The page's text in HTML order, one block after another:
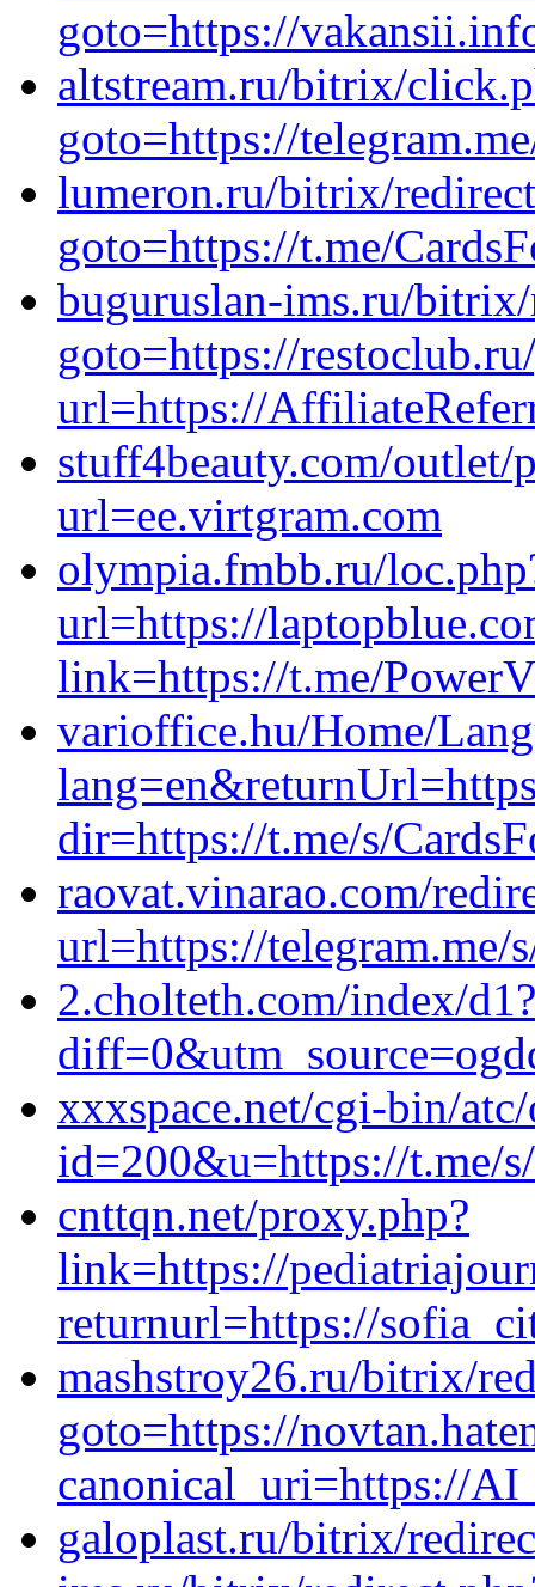
goto=https://
altstream.ru/bitrix/
goto=https://
lumeron.ru/bitrix/
goto=https://t.me/
buguruslan-ims.ru/
goto=https://
url=https://
stuff4beauty.com/outlet/
url=ee.virtgram.com
olympia.fmbb.ru/
url=https://
link=https://t.me/
varioffice.hu/Home/
dir=https://t.me/s/
raovat.vinarao.com/
url=https://telegram.me/
2.cholteth.com/index/d1?
xxxspace.net/cgi-bin/
id=200&u=https://t.me/
cnttqn.net/proxy.php?
link=https://
returnurl=https://
mashstroy26.ru/bitrix/
goto=https://
canonical_uri=https://
galoplast.ru/bitrix/